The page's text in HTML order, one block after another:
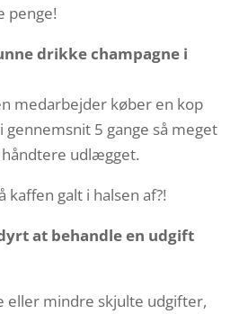
penge!
drikke champagne i
medarbejder køber en kop
gennemsnit 5 gange så meget
udlægget.
kaffen galt i halsen af?!
at behandle en udgift
eller mindre skjulte udgifter,